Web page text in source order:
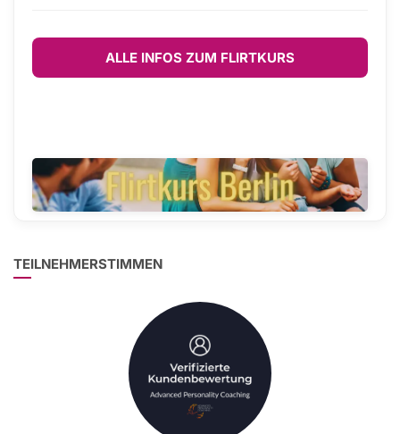
ALLE INFOS ZUM FLIRTKURS
TEILNEHMERSTIMMEN